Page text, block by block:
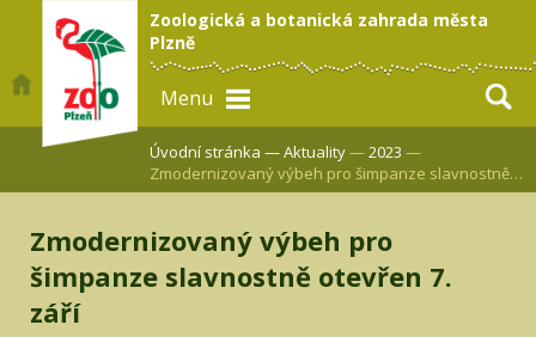
Zoologická a botanická zahrada města
Plzně
Menu
Úvodní stránka —Aktuality—2023 —
Zmodernizovaný výbeh pro šimpanze slavnostně…
Zmodernizovaný výbeh pro
šimpanze slavnostně otevřen 7.
září